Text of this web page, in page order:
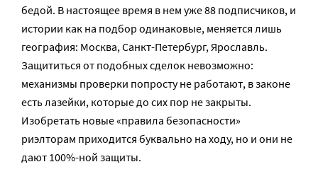
бедой. В настоящее время в нем уже 88 подписчиков, и
истории как на подбор одинаковые, меняется лишь
география: Москва, Санкт-Петербург, Ярославль.
Защититься от подобных сделок невозможно:
механизмы проверки попросту не работают, в законе
есть лазейки, которые до сих пор не закрыты.
Изобретать новые «правила безопасности»
риэлторам приходится буквально на ходу, но и они не
дают 100%-ной защиты.